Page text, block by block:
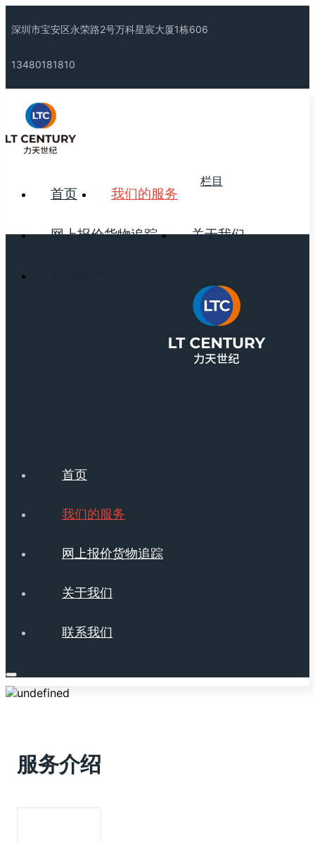
深圳市宝安区永荣路2号万科星宸大厦1栋606
13480181810
首页 我们的服务
网上报价货物追踪 关于我们
栏目
首页
我们的服务
网上报价货物追踪
关于我们
联系我们
服务介绍